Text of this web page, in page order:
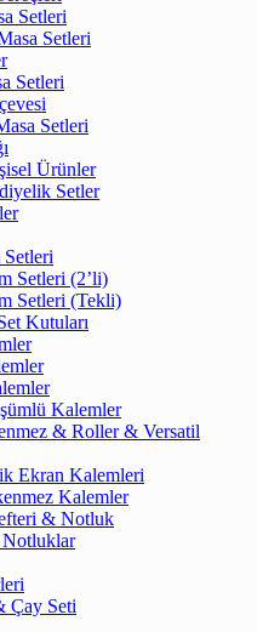
Setleri
Setleri
Setleri
Setleri
Ürünler
Setler
Setleri (2’li)
Setleri (Tekli)
Kutuları
Kalemler
& Roller & Versatil
Ekran Kalemleri
Kalemler
& Notluk
Notluklar
Çay Seti